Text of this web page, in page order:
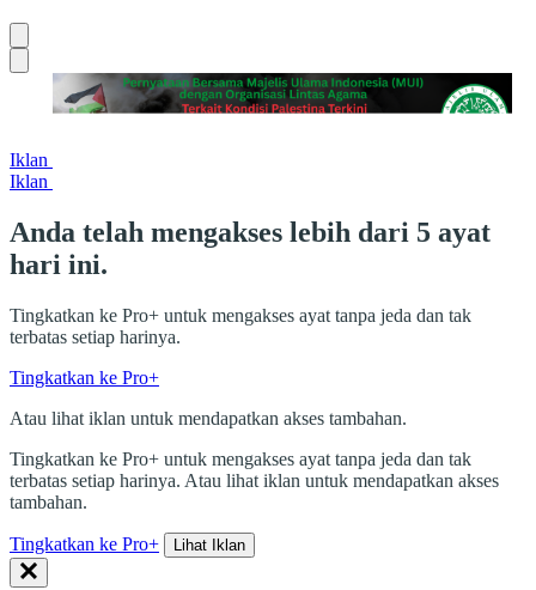
Iklan
Iklan
Anda telah mengakses lebih dari 5 ayat
hari ini.
Tingkatkan ke Pro+ untuk mengakses ayat tanpa jeda dan tak
terbatas setiap harinya.
Tingkatkan ke Pro+
Atau lihat iklan untuk mendapatkan akses tambahan.
Tingkatkan ke Pro+ untuk mengakses ayat tanpa jeda dan tak
terbatas setiap harinya. Atau lihat iklan untuk mendapatkan akses
tambahan.
Tingkatkan ke Pro+ Lihat Iklan